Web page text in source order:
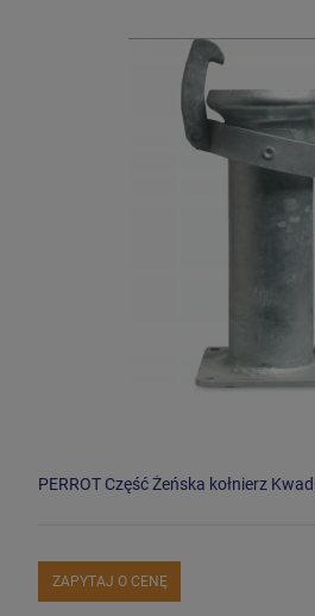
PERROT Część Żeńska kołnierz
ZAPYTAJ O CENĘ